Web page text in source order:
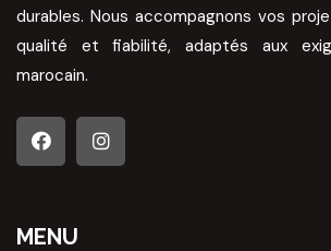
durables. Nous accompagnons vos
qualité et fiabilité, adaptés aux
marocain.
MENU